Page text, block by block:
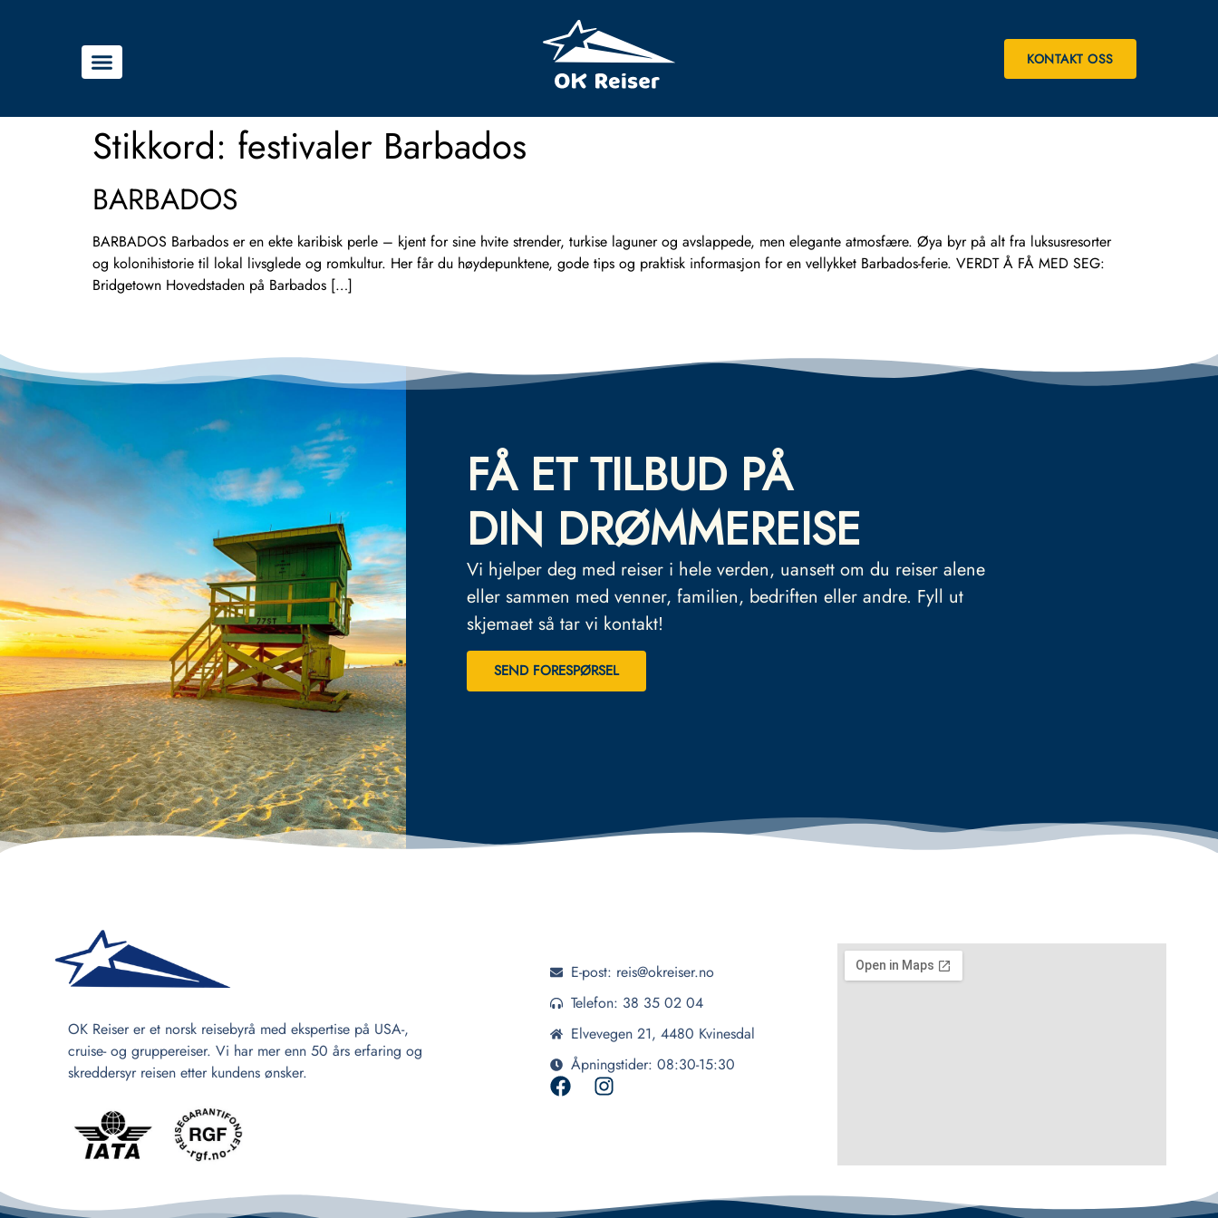
KONTAKT OSS
Stikkord: festivaler Barbados
BARBADOS
BARBADOS Barbados er en ekte karibisk perle – kjent for sine hvite strender, turkise laguner og avslappede, men elegante atmosfære. Øya byr på alt fra luksusresorter
og kolonihistorie til lokal livsglede og romkultur. Her får du høydepunktene, gode tips og praktisk informasjon for en vellykket Barbados-ferie. VERDT Å FÅ MED SEG:
Bridgetown Hovedstaden på Barbados […]
FÅ ET TILBUD PÅ
DIN DRØMMEREISE
Vi hjelper deg med reiser i hele verden, uansett om du reiser alene
eller sammen med venner, familien, bedriften eller andre. Fyll ut
skjemaet så tar vi kontakt!
SEND FORESPØRSEL
OK Reiser er et norsk reisebyrå med ekspertise på USA-,
cruise- og gruppereiser. Vi har mer enn 50 års erfaring og
skreddersyr reisen etter kundens ønsker.
E-post: reis@okreiser.no
Telefon: 38 35 02 04
Elvevegen 21, 4480 Kvinesdal
Åpningstider: 08:30-15:30